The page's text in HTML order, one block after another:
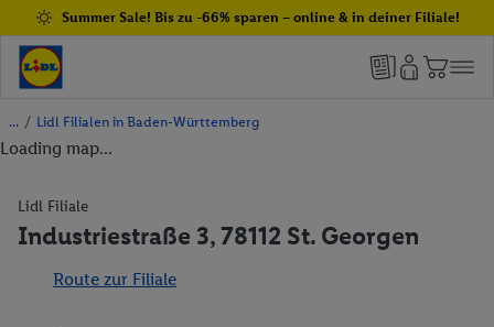
Summer Sale! Bis zu -66% sparen – online & in deiner Filiale!
/ Lidl Filialen in Baden-Württemberg
Loading map...
Lidl Filiale
Industriestraße 3, 78112 St. Georgen
Route zur Filiale